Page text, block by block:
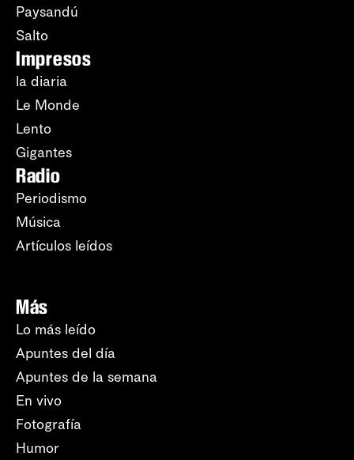
Paysandú
Salto
Impresos
la diaria
Le Monde
Lento
Gigantes
Radio
Periodismo
Música
Artículos leídos
Más
Lo más leído
Apuntes del día
Apuntes de la semana
En vivo
Fotografía
Humor